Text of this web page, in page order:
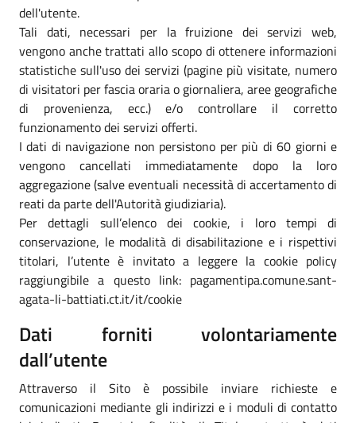
dell'utente.
Tali dati, necessari per la fruizione dei servizi web,
vengono anche trattati allo scopo di ottenere informazioni
statistiche sull'uso dei servizi (pagine più visitate, numero
di visitatori per fascia oraria o giornaliera, aree geografiche
di provenienza, ecc.) e/o controllare il corretto
funzionamento dei servizi offerti.
I dati di navigazione non persistono per più di 60 giorni e
vengono cancellati immediatamente dopo la loro
aggregazione (salve eventuali necessità di accertamento di
reati da parte dell'Autorità giudiziaria).
Per dettagli sull’elenco dei cookie, i loro tempi di
conservazione, le modalità di disabilitazione e i rispettivi
titolari, l’utente è invitato a leggere la cookie policy
raggiungibile a questo link: pagamentipa.comune.sant-
agata-li-battiati.ct.it/it/cookie
Dati forniti volontariamente
dall’utente
Attraverso il Sito è possibile inviare richieste e
comunicazioni mediante gli indirizzi e i moduli di contatto